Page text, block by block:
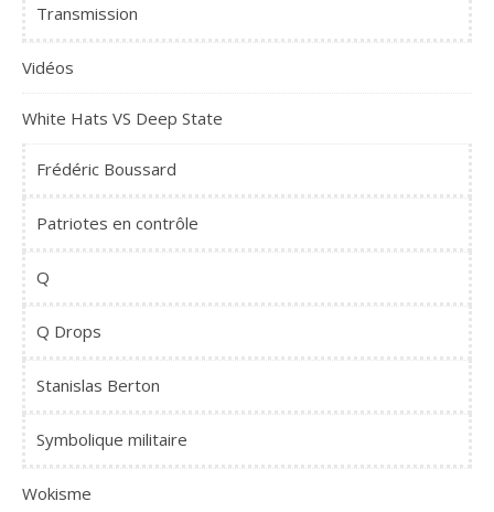
Transmission
Vidéos
White Hats VS Deep State
Frédéric Boussard
Patriotes en contrôle
Q
Q Drops
Stanislas Berton
Symbolique militaire
Wokisme